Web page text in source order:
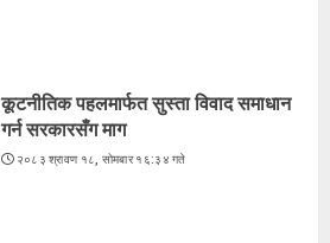
कूटनीतिक पहलमार्फत सुस्ता विवाद समाधान
गर्न सरकारसँग माग
२०८३ श्रावण १८, सोमबार १६:३४ गते